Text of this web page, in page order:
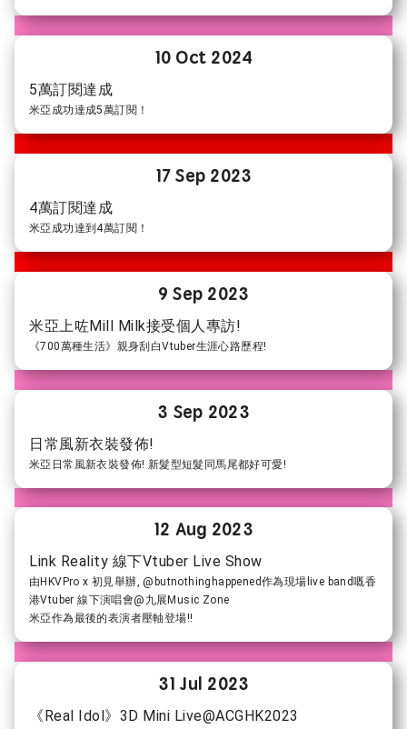
10 Oct 2024
5萬訂閱達成
米亞成功達成5萬訂閱！
17 Sep 2023
4萬訂閱達成
米亞成功達到4萬訂閱！
9 Sep 2023
米亞上咗Mill Milk接受個人專訪!
《700萬種生活》親身刮白Vtuber生涯心路歷程!
3 Sep 2023
日常風新衣裝發佈!
米亞日常風新衣裝發佈! 新髮型短髮同馬尾都好可愛!
12 Aug 2023
Link Reality 線下Vtuber Live Show
由HKVPro x 初見舉辦, @butnothinghappened作為現場live band嘅香
港Vtuber 線下演唱會@九展Music Zone
米亞作為最後的表演者壓軸登場!!
31 Jul 2023
《Real Idol》3D Mini Live@ACGHK2023